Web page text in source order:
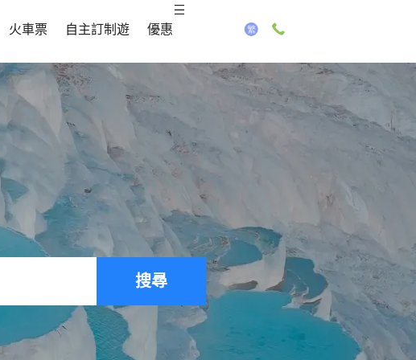
火車票 自主訂制遊 優惠
搜尋